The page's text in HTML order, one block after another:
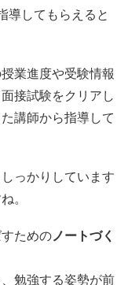
導してもらえると
業進度や受験情報
接試験をクリアし
講師から指導して
っかりしています
。
ための ノートづく
勉強する姿勢が前